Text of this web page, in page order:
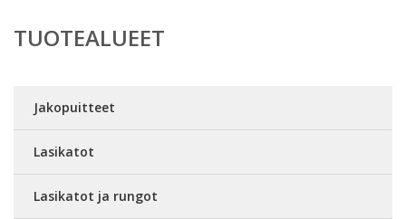
TUOTEALUEET
Jakopuitteet
Lasikatot
Lasikatot ja rungot